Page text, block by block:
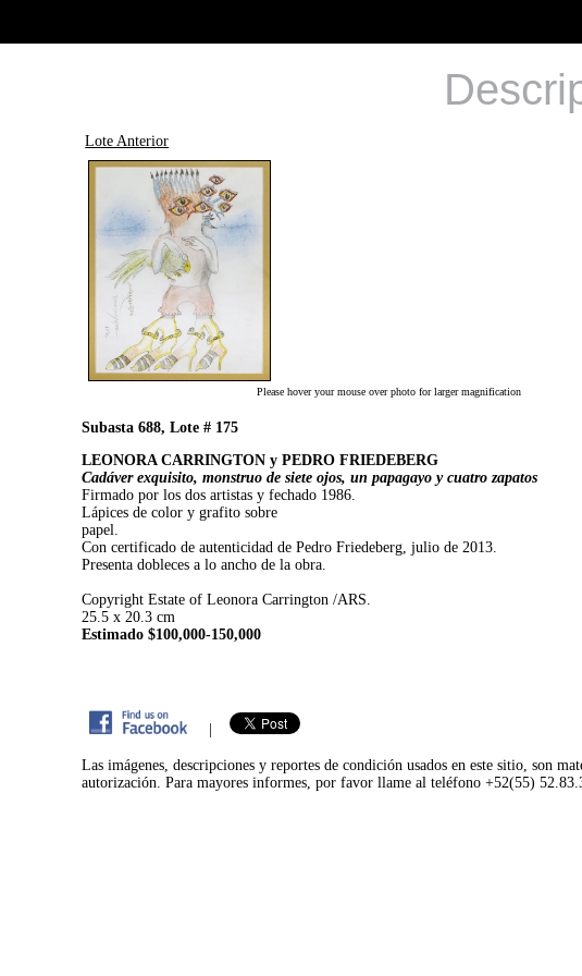
Lote Anterior
Please hover your mouse over photo for larger magnification
Subasta 688, Lote # 175
LEONORA CARRINGTON y PEDRO FRIEDEBERG
Cadáver exquisito, monstruo de siete ojos, un papagayo y cuatro zapatos
Firmado por los dos artistas y fechado 1986.
Lápices de color y grafito sobre
papel.
Con certificado de autenticidad de Pedro Friedeberg, julio de 2013.
Presenta dobleces a lo ancho de la obra.
Copyright Estate of Leonora Carrington /ARS.
25.5 x 20.3 cm
Estimado $100,000-150,000
|
Las imágenes, descripciones y reportes de condición usados en este sitio, son
autorización. Para mayores informes, por favor llame al teléfono +52(55)